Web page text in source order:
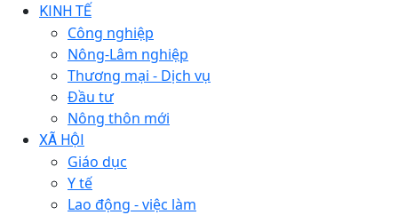
KINH TẾ
Công nghiệp
Nông-Lâm nghiệp
Thương mại - Dịch vụ
Đầu tư
Nông thôn mới
XÃ HỘI
Giáo dục
Y tế
Lao động - việc làm